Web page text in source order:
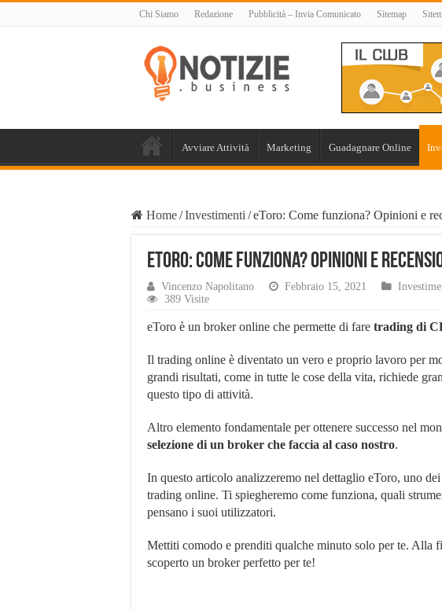
Chi Siamo Redazione Pubblicità – Invia Comunicato Sitemap
Avviare Attività Marketing Guadagnare Online
Home/Investimenti /eToro: Come funziona? Opinioni e
eToro: Come funziona? Opinioni e
Vincenzo Napolitano Febbraio 15, 2021
389 Visite
eToro è un broker online che permette di fare trading di
Il trading online è diventato un vero e proprio lavoro per
grandi risultati, come in tutte le cose della vita, richiede
questo tipo di attività.
Altro elemento fondamentale per ottenere successo nel
selezione di un broker che faccia al caso nostro.
In questo articolo analizzeremo nel dettaglio eToro, uno
trading online. Ti spiegheremo come funziona, quali
pensano i suoi utilizzatori.
Mettiti comodo e prenditi qualche minuto solo per te. Alla
scoperto un broker perfetto per te!